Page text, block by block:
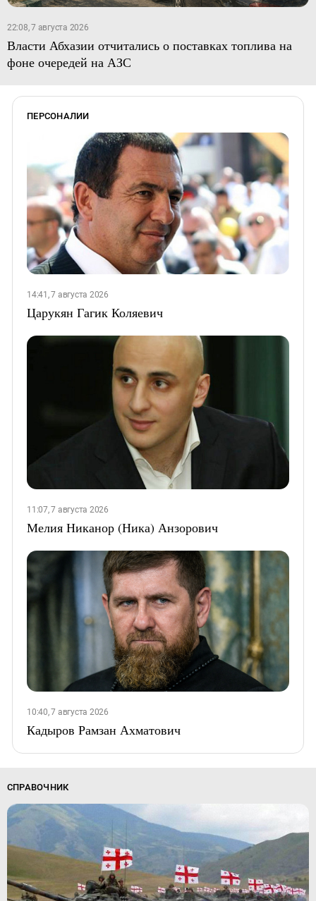
22:08, 7 августа 2026
Власти Абхазии отчитались о поставках топлива на
фоне очередей на АЗС
ПЕРСОНАЛИИ
14:41, 7 августа 2026
Царукян Гагик Коляевич
11:07, 7 августа 2026
Мелия Никанор (Ника) Анзорович
10:40, 7 августа 2026
Кадыров Рамзан Ахматович
СПРАВОЧНИК